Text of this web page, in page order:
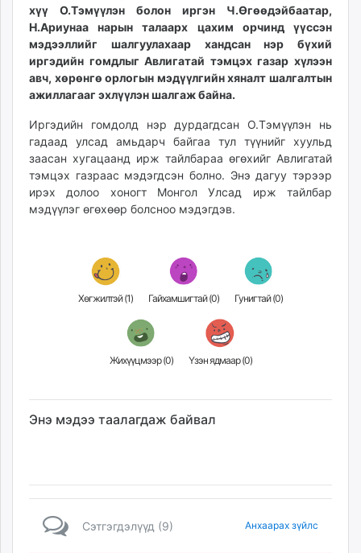
unuudur.mn
isee.mn
mglradio.com
fact.mn
itoim.mn
shuum.mn
times.mn
tvmongolia.mn
mass.mn
unegui.mn
paparazzi.mn
хүү О.Тэмүүлэн болон иргэн Ч.Өгөөдэйбаатар,
Н.Ариунаа нарын талаарх цахим орчинд үүссэн
мэдээллийг шалгуулахаар хандсан нэр бүхий
иргэдийн гомдлыг Авлигатай тэмцэх газар хүлээн
авч, хөрөнгө орлогын мэдүүлгийн хяналт шалгалтын
ажиллагааг эхлүүлэн шалгаж байна.
Иргэдийн гомдолд нэр дурдагдсан О.Тэмүүлэн нь
гадаад улсад амьдарч байгаа тул түүнийг хуульд
заасан хугацаанд ирж тайлбараа өгөхийг Авлигатай
тэмцэх газраас мэдэгдсэн болно. Энэ дагуу тэрээр
ирэх долоо хоногт Монгол Улсад ирж тайлбар
мэдүүлэг өгөхөөр болсноо мэдэгдэв.
Хөгжилтэй (1) Гайхамшигтай (0) Гунигтай (0)
Жихүүцмээр (0) Үзэн ядмаар (0)
Энэ мэдээ таалагдаж байвал
Сэтгэгдэлүүд (9) Анхаарах зүйлс